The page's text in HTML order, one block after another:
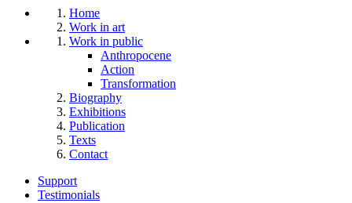
Home
Work in art
Work in public
Anthropocene
Action
Transformation
Biography
Exhibitions
Publication
Texts
Contact
Support
Testimonials